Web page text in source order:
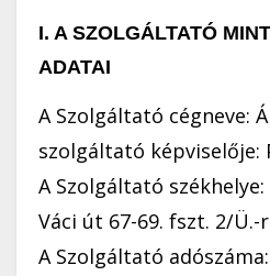
I. A SZOLGÁLTATÓ
ADATAI
A Szolgáltató cégneve:
szolgáltató képviselője:
A Szolgáltató
Váci út 67-69. fszt. 2/Ü.-
A Szolgáltató adószáma: